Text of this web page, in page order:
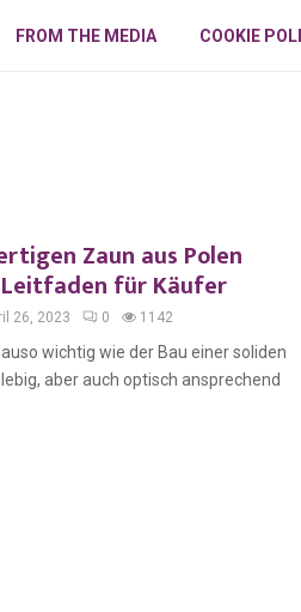
FROM THE MEDIA COOKIE
Zaun aus Polen
für Käufer
26, 2023 0 1142
wichtig wie der Bau einer soliden
aber auch optisch ansprechend